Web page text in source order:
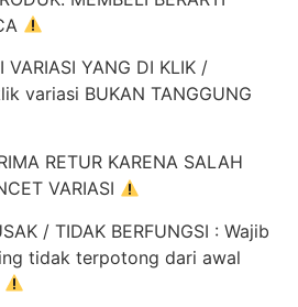
VARIASI YANG DI KLIK /
variasi BUKAN TANGGUNG
RETUR KARENA SALAH
VARIASI
/ TIDAK BERFUNGSI : Wajib
tidak terpotong dari awal